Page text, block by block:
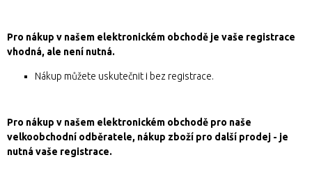
Pro nákup v našem elektronickém obchodě je vaše registrace
vhodná, ale není nutná.
Nákup můžete uskutečnit i bez registrace.
Pro nákup v našem elektronickém obchodě pro naše
velkoobchodní odběratele, nákup zboží pro další prodej - je
nutná vaše registrace.